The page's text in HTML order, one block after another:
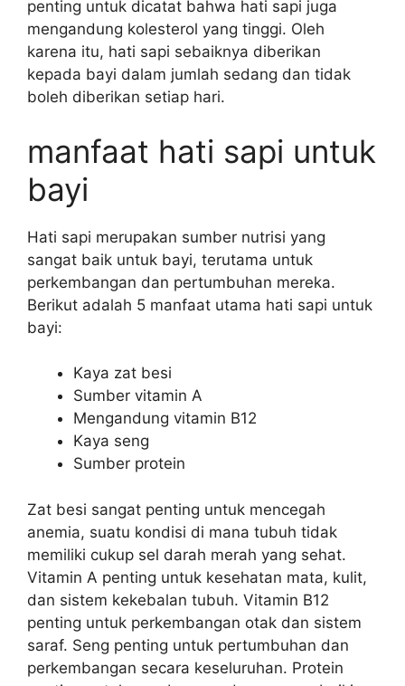
penting untuk dicatat bahwa hati sapi juga
mengandung kolesterol yang tinggi. Oleh
karena itu, hati sapi sebaiknya diberikan
kepada bayi dalam jumlah sedang dan tidak
boleh diberikan setiap hari.
manfaat hati sapi untuk
bayi
Hati sapi merupakan sumber nutrisi yang
sangat baik untuk bayi, terutama untuk
perkembangan dan pertumbuhan mereka.
Berikut adalah 5 manfaat utama hati sapi untuk
bayi:
Kaya zat besi
Sumber vitamin A
Mengandung vitamin B12
Kaya seng
Sumber protein
Zat besi sangat penting untuk mencegah
anemia, suatu kondisi di mana tubuh tidak
memiliki cukup sel darah merah yang sehat.
Vitamin A penting untuk kesehatan mata, kulit,
dan sistem kekebalan tubuh. Vitamin B12
penting untuk perkembangan otak dan sistem
saraf. Seng penting untuk pertumbuhan dan
perkembangan secara keseluruhan. Protein